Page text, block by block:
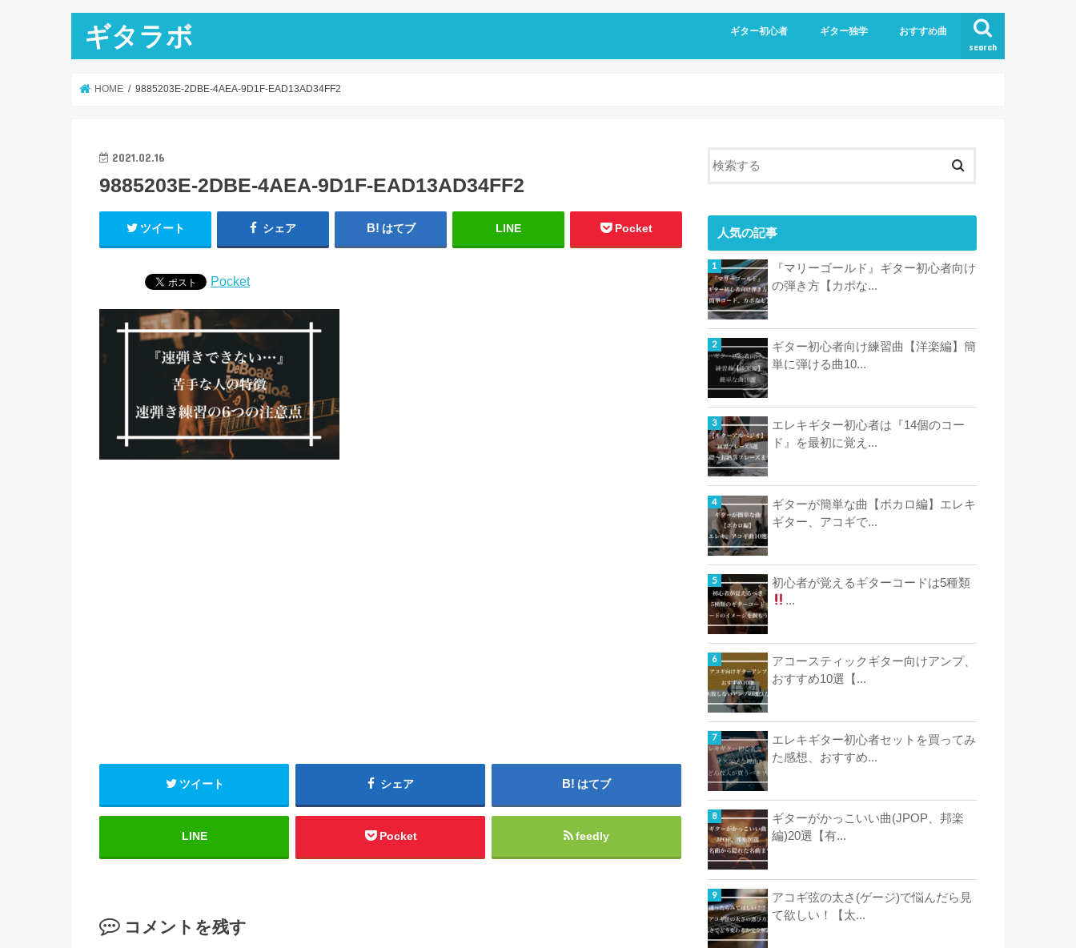
ギタラボ search
ギター初心者 ギター独学 おすすめ曲
HOME 9885203E-2DBE-4AEA-9D1F-EAD13AD34FF2
2021.02.16
9885203E-2DBE-4AEA-9D1F-EAD13AD34FF2
ツイート シェア はてブ LINE Pocket
Pocket
ツイート シェア はてブ
LINE Pocket feedly
コメントを残す
人気の記事
『マリーゴールド』ギター初心者向け
の弾き方【カポな...
ギター初心者向け練習曲【洋楽編】簡
単に弾ける曲10...
エレキギター初心者は『14個のコー
ド』を最初に覚え...
ギターが簡単な曲【ボカロ編】エレキ
ギター、アコギで...
初心者が覚えるギターコードは5種類
...
アコースティックギター向けアンプ、
おすすめ10選【...
エレキギター初心者セットを買ってみ
た感想、おすすめ...
ギターがかっこいい曲(JPOP、邦楽
編)20選【有...
アコギ弦の太さ(ゲージ)で悩んだら見
て欲しい！【太...